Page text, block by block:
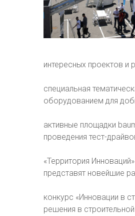
интересных проектов и
специальная
оборудованием для
активные площадки
проведения тест-
«Территория
представят новейшие
конкурс «Инновации в
решения в